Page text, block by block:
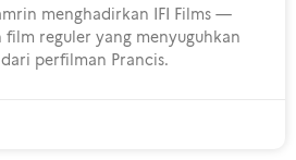
menghadirkan IFI Films —
reguler yang menyuguhkan
perfilman Prancis.